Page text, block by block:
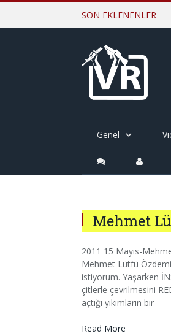
SON EKLENENLER
Genel
Mehmet
2011 15 Mayıs-
Mehmet Lütfü
istiyorum. Yaşarken
çitlerle çevrilmesini
açtığı yıkımların bir
Read More